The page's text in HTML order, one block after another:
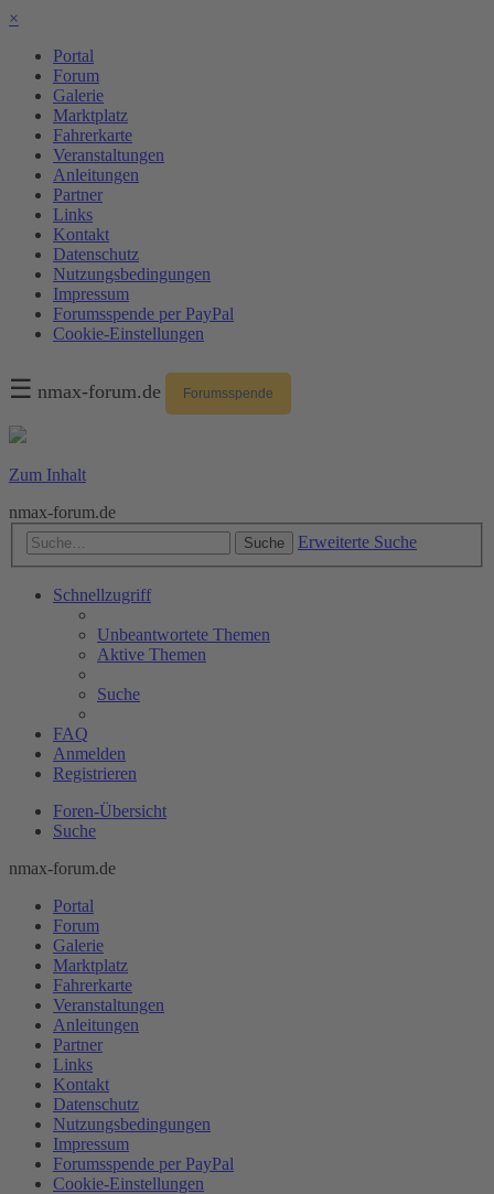
×
Portal
Forum
Galerie
Marktplatz
Fahrerkarte
Veranstaltungen
Anleitungen
Partner
Links
Kontakt
Datenschutz
Nutzungsbedingungen
Impressum
Forumsspende per PayPal
Cookie-Einstellungen
☰ nmax-forum.de Forumsspende
Zum Inhalt
nmax-forum.de
Suche Erweiterte Suche
Schnellzugriff
Unbeantwortete Themen
Aktive Themen
Suche
FAQ
Anmelden
Registrieren
Foren-Übersicht
Suche
nmax-forum.de
Portal
Forum
Galerie
Marktplatz
Fahrerkarte
Veranstaltungen
Anleitungen
Partner
Links
Kontakt
Datenschutz
Nutzungsbedingungen
Impressum
Forumsspende per PayPal
Cookie-Einstellungen